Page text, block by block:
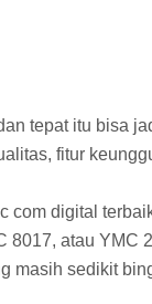
tepat itu bisa
fitur
com digital
8017, atau YMC
masih sedikit